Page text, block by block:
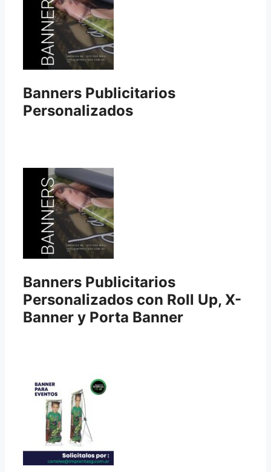
Banners Publicitarios
Personalizados
Banners Publicitarios
Personalizados con Roll Up, X-
Banner y Porta Banner